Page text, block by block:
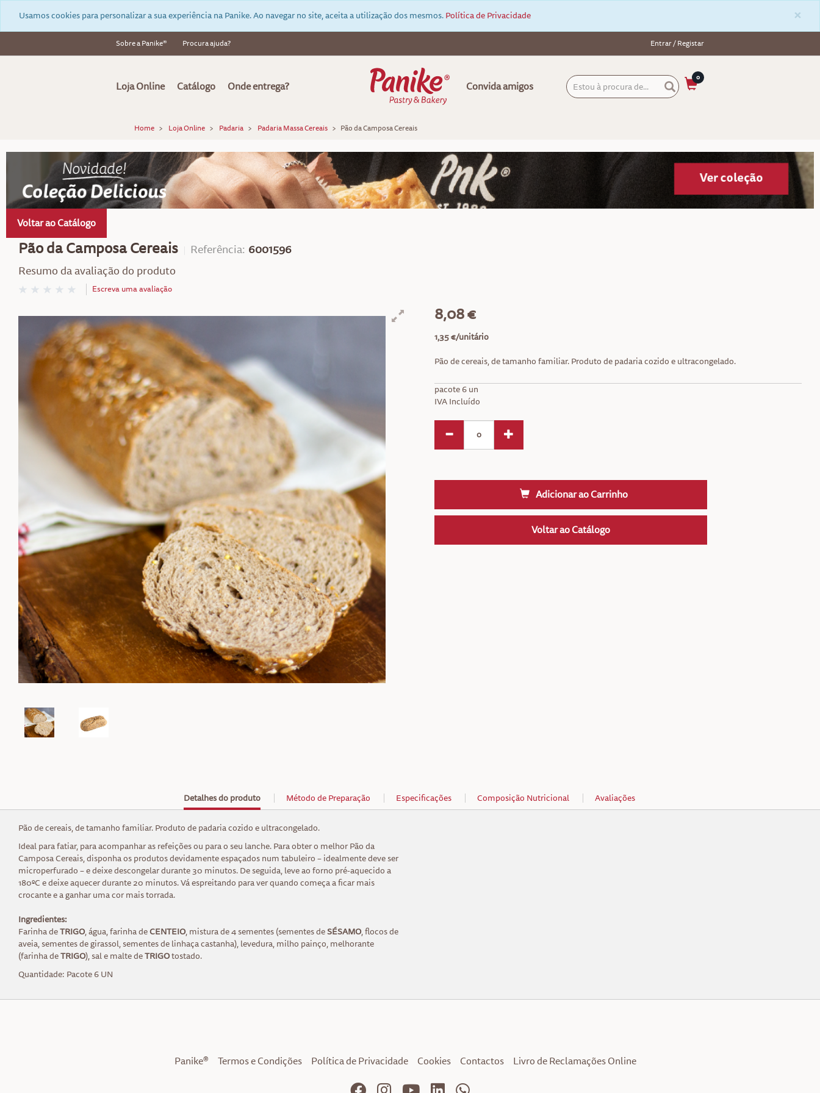
×
Usamos cookies para personalizar a sua experiência na Panike. Ao navegar no site, aceita a utilização dos mesmos. Política de Privacidade
Sobre a Panike® Procura ajuda? Entrar / Registar
Loja Online Catálogo Onde entrega?
Home Loja Online Padaria Padaria Massa Cereais Pão da Camposa Cereais
Convida amigos
0
Voltar ao Catálogo
Pão da Camposa Cereais Referência: 6001596
Resumo da avaliação do produto
Escreva uma avaliação
8,08 €
1,35 €/unitário
Pão de cereais, de tamanho familiar. Produto de padaria cozido e ultracongelado.
pacote 6 un
IVA Incluído
Adicionar ao Carrinho
Voltar ao Catálogo
Detalhes do produto Método de Preparação Especificações Composição Nutricional Avaliações
Pão de cereais, de tamanho familiar. Produto de padaria cozido e ultracongelado.
Ideal para fatiar, para acompanhar as refeições ou para o seu lanche. Para obter o melhor Pão da
Camposa Cereais, disponha os produtos devidamente espaçados num tabuleiro – idealmente deve ser
microperfurado – e deixe descongelar durante 30 minutos. De seguida, leve ao forno pré-aquecido a
180ºC e deixe aquecer durante 20 minutos. Vá espreitando para ver quando começa a ficar mais
crocante e a ganhar uma cor mais torrada.
Ingredientes:
Farinha deTRIGO, água, farinha deCENTEIO, mistura de 4 sementes (sementes deSÉSAMO, flocos de
aveia, sementes de girassol, sementes de linhaça castanha), levedura, milho painço, melhorante
(farinha deTRIGO), sal e malte deTRIGOtostado.
Quantidade: Pacote 6 UN
Panike® Termos e Condições Política de Privacidade Cookies Contactos Livro de Reclamações Online